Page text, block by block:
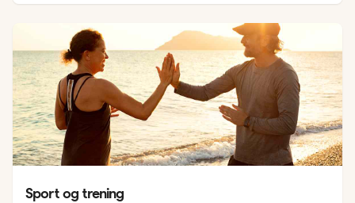
Sport og trening